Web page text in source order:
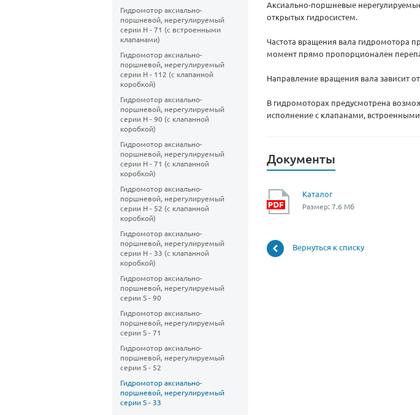
Гидромотор аксиально-
поршневой, нерегулируемый
cерии H - 71 (с встроенными
клапанами)
Гидромотор аксиально-
поршневой, нерегулируемый
cерии H - 112 (с клапанной
коробкой)
Гидромотор аксиально-
поршневой, нерегулируемый
cерии H - 90 (с клапанной
коробкой)
Гидромотор аксиально-
поршневой, нерегулируемый
cерии H - 71 (с клапанной
коробкой)
Гидромотор аксиально-
поршневой, нерегулируемый
cерии H - 52 (с клапанной
коробкой)
Гидромотор аксиально-
поршневой, нерегулируемый
cерии H - 33 (с клапанной
коробкой)
Гидромотор аксиально-
поршневой, нерегулируемый
cерии S - 90
Гидромотор аксиально-
поршневой, нерегулируемый
cерии S - 71
Гидромотор аксиально-
поршневой, нерегулируемый
cерии S - 52
Гидромотор аксиально-
поршневой, нерегулируемый
cерии S - 33
Аксиально-поршневые
открытых гидросистем.
Частота вращения вала гидромотора
момент прямо пропорционален
Направление вращения вала зависит
В гидромоторах предусмотрена
исполнение с клапанами,
Документы
Каталог
Размер: 7.6 Мб
Вернуться к списку